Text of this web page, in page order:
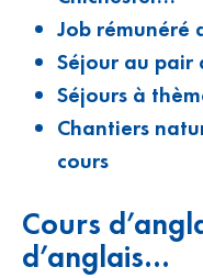
Job rémunéré
Séjour au pair
Séjours à
Chantiers
cours
Cours
d’anglais…